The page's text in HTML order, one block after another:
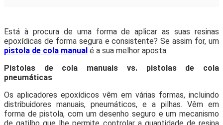
Está à procura de uma forma de aplicar as suas resinas
epoxídicas de forma segura e consistente? Se assim for, um
pistola de cola manual é a sua melhor aposta.
Pistolas de cola manuais vs. pistolas de cola
pneumáticas
Os aplicadores epoxídicos vêm em várias formas, incluindo
distribuidores manuais, pneumáticos, e a pilhas. Vêm em
forma de pistola, com um desenho seguro e um mecanismo